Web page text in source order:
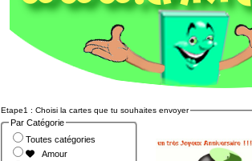
Etape1 : Choisi la cartes que tu souhaites envoyer
Par Catégorie
Toutes catégories
Amour